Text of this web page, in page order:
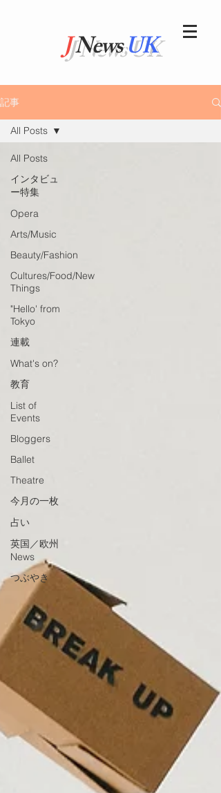
JNewsUK
記事
All Posts
インタビュ
ー特集
Opera
Arts/Music
Beauty/Fashion
Cultures/Food/New
Things
"Hello' from
Tokyo
連載
What's on?
教育
List of
Events
Bloggers
Ballet
Theatre
今月の一枚
占い
英国／欧州
News
つぶやき
All Posts